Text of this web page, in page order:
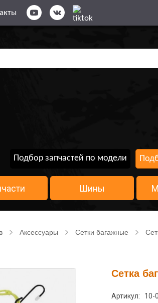
Подбор запчастей по модели
Шины
Аксессуары Сетки багажные
Сетка
Артикул: 10-